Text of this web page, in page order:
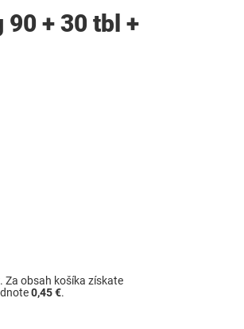
90 + 30 tbl +
. Za obsah košíka získate
0,45 €.